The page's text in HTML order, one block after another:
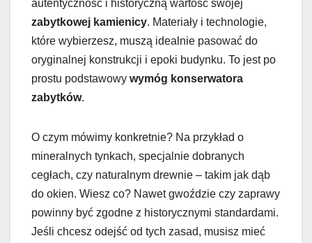
autentyczność i historyczną wartość swojej
zabytkowej kamienicy. Materiały i technologie,
które wybierzesz, muszą idealnie pasować do
oryginalnej konstrukcji i epoki budynku. To jest po
prostu podstawowy wymóg konserwatora
zabytków.
O czym mówimy konkretnie? Na przykład o
mineralnych tynkach, specjalnie dobranych
cegłach, czy naturalnym drewnie – takim jak dąb
do okien. Wiesz co? Nawet gwoździe czy zaprawy
powinny być zgodne z historycznymi standardami.
Jeśli chcesz odejść od tych zasad, musisz mieć